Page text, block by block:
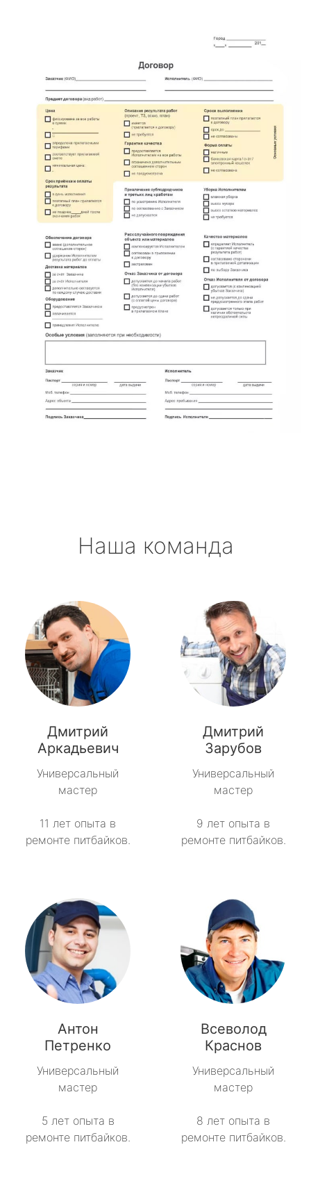
Наша команда
Дмитрий
Аркадьевич
Универсальный
мастер
11 лет опыта в
ремонте питбайков.
Дмитрий
Зарубов
Универсальный
мастер
9 лет опыта в
ремонте питбайков.
Антон
Петренко
Универсальный
мастер
5 лет опыта в
ремонте питбайков.
Всеволод
Краснов
Универсальный
мастер
8 лет опыта в
ремонте питбайков.